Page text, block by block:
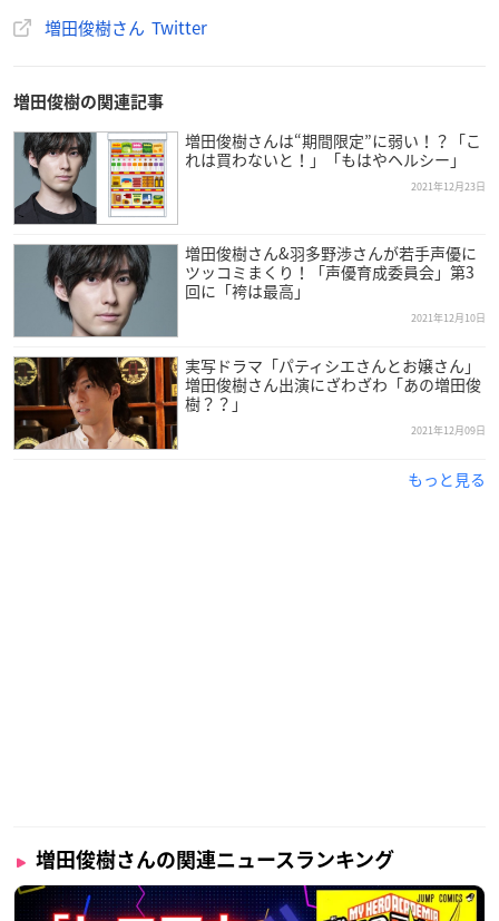
増田俊樹さん Twitter
増田俊樹の関連記事
増田俊樹さんは“期間限定”に弱い！？「こ
れは買わないと！」「もはやヘルシー」
2021年12月23日
増田俊樹さん&羽多野渉さんが若手声優に
ツッコミまくり！「声優育成委員会」第3
回に「袴は最高」
2021年12月10日
実写ドラマ「パティシエさんとお嬢さん」
増田俊樹さん出演にざわざわ「あの増田俊
樹？？」
2021年12月09日
もっと見る
増田俊樹さんの関連ニュースランキング